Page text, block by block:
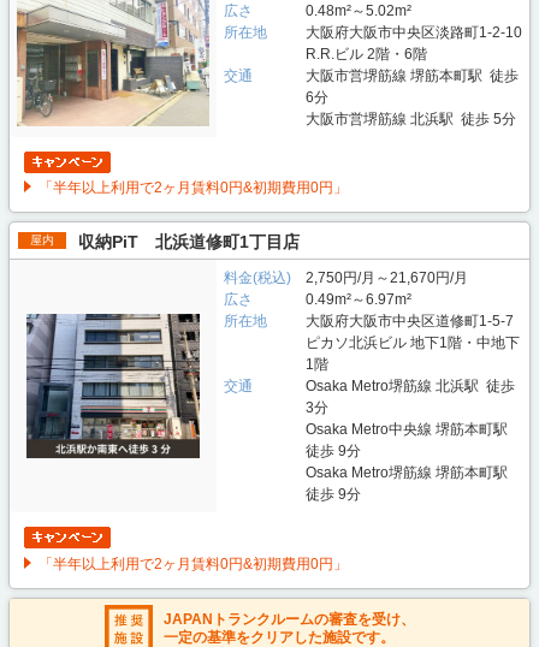
広さ
0.48m²～5.02m²
所在地
大阪府大阪市中央区淡路町1-2-10
R.R.ビル 2階・6階
交通
大阪市営堺筋線 堺筋本町駅 徒歩
6分
大阪市営堺筋線 北浜駅 徒歩 5分
「半年以上利用で2ヶ月賃料0円&初期費用0円」
屋内 収納PiT 北浜道修町1丁目店
料金(税込)
2,750円/月～21,670円/月
広さ
0.49m²～6.97m²
所在地
大阪府大阪市中央区道修町1-5-7
ピカソ北浜ビル 地下1階・中地下
1階
交通
Osaka Metro堺筋線 北浜駅 徒歩
3分
Osaka Metro中央線 堺筋本町駅
徒歩 9分
Osaka Metro堺筋線 堺筋本町駅
徒歩 9分
「半年以上利用で2ヶ月賃料0円&初期費用0円」
JAPANトランクルームの審査を受け、
一定の基準をクリアした施設です。